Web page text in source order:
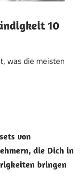
10
was die meisten
2026von
die Dich in
bringen